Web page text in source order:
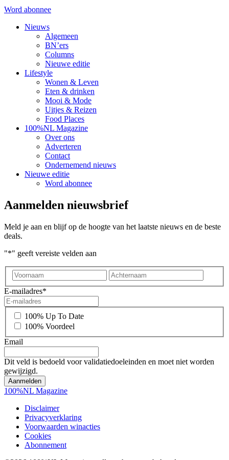
Word abonnee
Nieuws
Algemeen
BN’ers
Columns
Nieuwe editie
Lifestyle
Wonen & Leven
Eten & drinken
Mooi & Mode
Uitjes & Reizen
Food Places
100%NL Magazine
Over ons
Adverteren
Contact
Ondernemend nieuws
Nieuwe editie
Word abonnee
Aanmelden nieuwsbrief
Meld je aan en blijf op de hoogte van het laatste nieuws en de beste
deals.
"*" geeft vereiste velden aan
Voornaam
E-mailadres*
*
100% Up To Date
100% Voordeel
Email
Dit veld is bedoeld voor validatiedoeleinden en moet niet worden
gewijzigd.
100%NL Magazine
Disclaimer
Privacyverklaring
Voorwaarden winacties
Cookies
Abonnement